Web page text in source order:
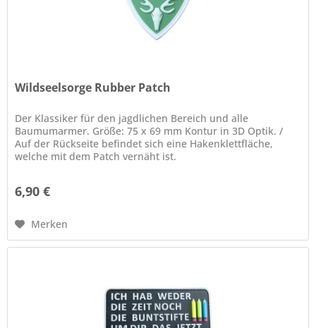
Wildseelsorge Rubber Patch
Der Klassiker für den jagdlichen Bereich und alle
Baumumarmer. Größe: 75 x 69 mm Kontur in 3D Optik. /
Auf der Rückseite befindet sich eine Hakenklettfläche,
welche mit dem Patch vernäht ist.
6,90 €
Merken